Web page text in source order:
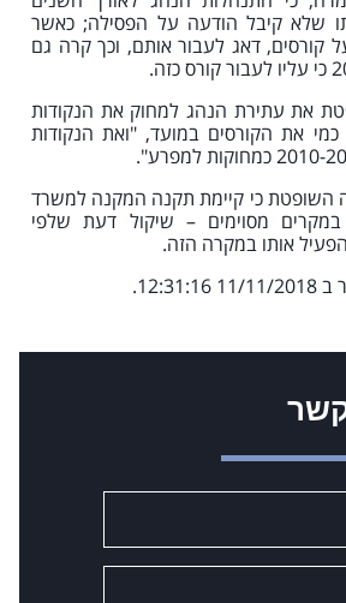
שלא קיבל הודעה על הפסילה; כאשר
קורסים, דאג לעבור אותם, וכך קרה גם
את עתירת הנהג למחוק את הנקודות
כמי את הקורסים במועד, "ואת הנקודות
השופטת כי קיימת תקנה המקנה למשרד
מסוימים – שיקול דעת שלפי
אותו במקרה הזה.
קשר